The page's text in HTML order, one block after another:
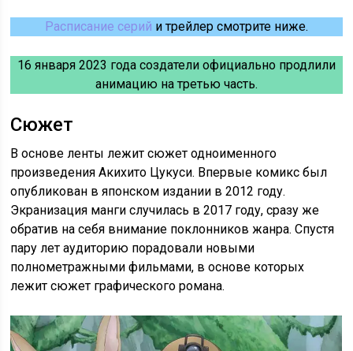
Расписание серий и трейлер смотрите ниже.
16 января 2023 года создатели официально продлили
анимацию на третью часть.
Сюжет
В основе ленты лежит сюжет одноименного
произведения Акихито Цукуси. Впервые комикс был
опубликован в японском издании в 2012 году.
Экранизация манги случилась в 2017 году, сразу же
обратив на себя внимание поклонников жанра. Спустя
пару лет аудиторию порадовали новыми
полнометражными фильмами, в основе которых
лежит сюжет графического романа.